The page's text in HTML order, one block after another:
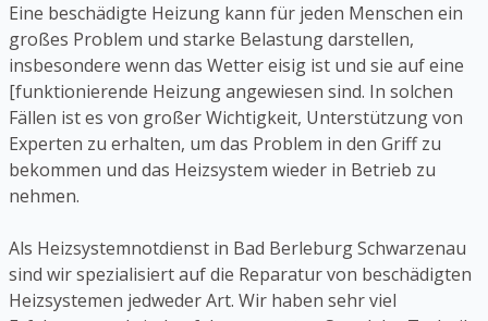
Eine beschädigte Heizung kann für jeden Menschen ein
großes Problem und starke Belastung darstellen,
insbesondere wenn das Wetter eisig ist und sie auf eine
[funktionierende Heizung angewiesen sind. In solchen
Fällen ist es von großer Wichtigkeit, Unterstützung von
Experten zu erhalten, um das Problem in den Griff zu
bekommen und das Heizsystem wieder in Betrieb zu
nehmen.
Als Heizsystemnotdienst in Bad Berleburg Schwarzenau
sind wir spezialisiert auf die Reparatur von beschädigten
Heizsystemen jedweder Art. Wir haben sehr viel